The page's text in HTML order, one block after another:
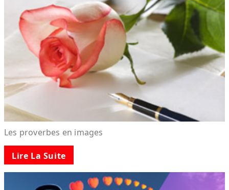
Les proverbes en images
Lire La Suite